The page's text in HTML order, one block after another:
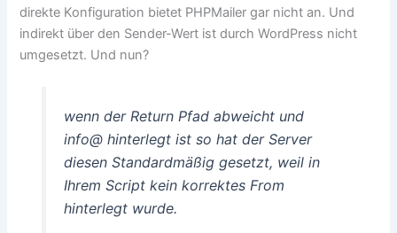
direkte Konfiguration bietet PHPMailer gar nicht an. Und
indirekt über den Sender-Wert ist durch WordPress nicht
umgesetzt. Und nun?
wenn der Return Pfad abweicht und
info@ hinterlegt ist so hat der Server
diesen Standardmäßig gesetzt, weil in
Ihrem Script kein korrektes From
hinterlegt wurde.